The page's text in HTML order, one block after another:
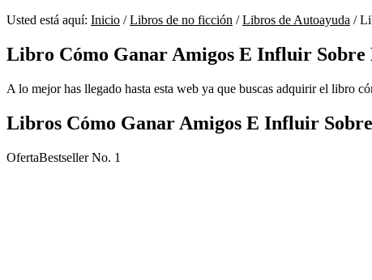
Usted está aquí: Inicio / Libros de no ficción / Libros de Autoayuda /
Libro Cómo Ganar Amigos E Influir Sobre
A lo mejor has llegado hasta esta web ya que buscas adquirir el libro
Libros Cómo Ganar Amigos E Influir
OfertaBestseller No. 1